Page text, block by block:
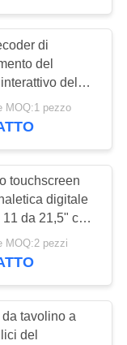
28
16
di
del
del
MOQ:1 pezzo
touchscreen
digitale
da 21,5" con
2+16GB USB
Kds Pos
MOQ:2 pezzi
tavolino a
del